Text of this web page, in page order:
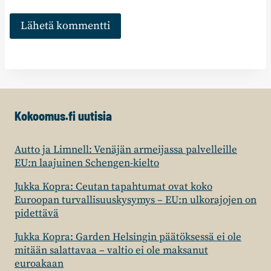
Kokoomus.fi uutisia
Autto ja Limnell: Venäjän armeijassa palvelleille
EU:n laajuinen Schengen-kielto
Jukka Kopra: Ceutan tapahtumat ovat koko
Euroopan turvallisuuskysymys – EU:n ulkorajojen on
pidettävä
Jukka Kopra: Garden Helsingin päätöksessä ei ole
mitään salattavaa – valtio ei ole maksanut
euroakaan